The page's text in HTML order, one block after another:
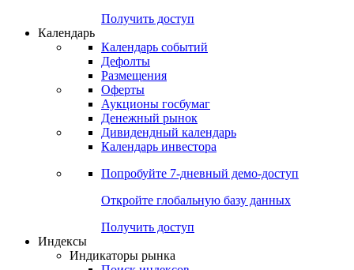
Попробуйте7-дневный
Откройте глобальную базу данных
Получить доступ
Календарь
Календарь событий
Дефолты
Размещения
Оферты
Денежный рынок
Календарь инвестора
Попробуйте7-дневный
Откройте глобальную базу данных